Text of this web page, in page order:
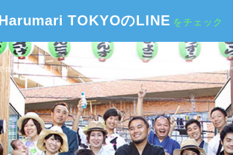
TOKYOのLINE をチェック
始まっている新しい「ご近所づきあい」。ファミリー向けシェアハ